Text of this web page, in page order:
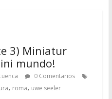
3) Miniatur
mundo!
0 Comentarios
, roma, uwe seeler